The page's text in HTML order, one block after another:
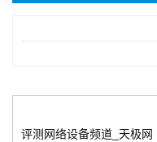
评测网络设备频道_天极网